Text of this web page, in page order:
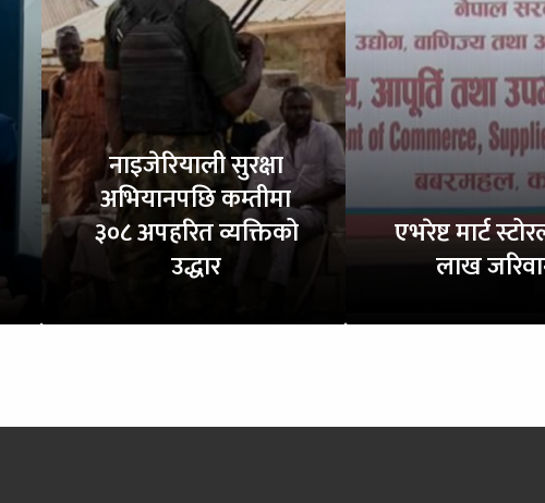
नाइजेरियाली सुरक्षा
अभियानपछि कम्तीमा
३०८ अपहरित व्यक्तिको
उद्धार
एभरेष्ट मार्ट
लाख